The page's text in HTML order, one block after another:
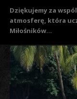
Dziękujemy za
atmosferę, która
Miłośników...